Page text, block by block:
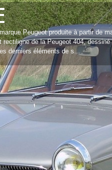
Peugeot produite à partir de
de la Peugeot 404,
derniers éléments de s...